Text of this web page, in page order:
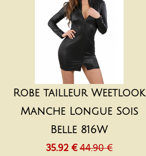
Robe tailleur Weetlook
Manche Longue Sois
Belle 816W
35.92 € 44.90 €